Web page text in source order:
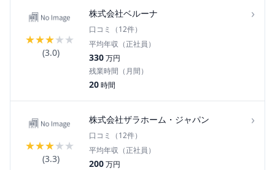
★★★★★
(3.0)
株式会社ベルーナ ›
口コミ（12件）
平均年収（正社員）
330万円
残業時間（月間）
20時間
★★★★★
(3.3)
株式会社ザラホーム・ジャパン ›
口コミ（12件）
平均年収（正社員）
200万円